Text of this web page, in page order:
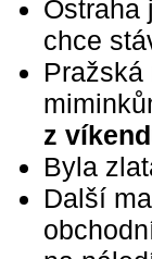
Ostraha
chce
z
Byla
Další